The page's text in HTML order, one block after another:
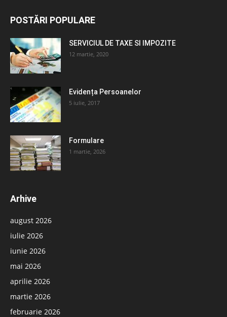
POSTĂRI POPULARE
SERVICIUL DE TAXE SI IMPOZITE
12 martie, 2020
Evidența Persoanelor
5 iulie, 2017
Formulare
1 martie, 2026
Arhive
august 2026
iulie 2026
iunie 2026
mai 2026
aprilie 2026
martie 2026
februarie 2026